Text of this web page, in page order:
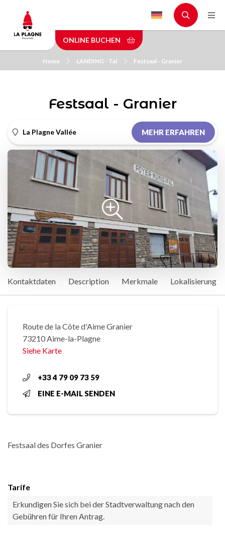
main
content
ONLINE BUCHEN
Home LANDING - Tal Festsaal - Granier
Festsaal - Granier
La Plagne Vallée MEHR ERFAHREN
Kontaktdaten Description Merkmale Lokalisierung
Route de la Côte d'Aime Granier
73210 Aime-la-Plagne
Siehe Karte
+33 4 79 09 73 59
EINE E-MAIL SENDEN
Festsaal des Dorfes Granier
Tarife
Erkundigen Sie sich bei der Stadtverwaltung nach den
Gebühren für Ihren Antrag.